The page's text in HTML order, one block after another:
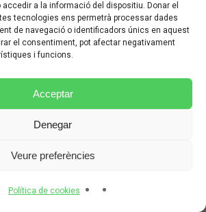
a la informació del dispositiu. Donar el
tecnologies ens permetrà processar dades
de navegació o identificadors únics en aquest
el consentiment, pot afectar negativament
i funcions.
Acceptar
Denegar
Veure preferències
Política de cookies
DE DADES
(UE)
D’ÚS I CONTRACTACIÓ
ILLUSTRIOUS